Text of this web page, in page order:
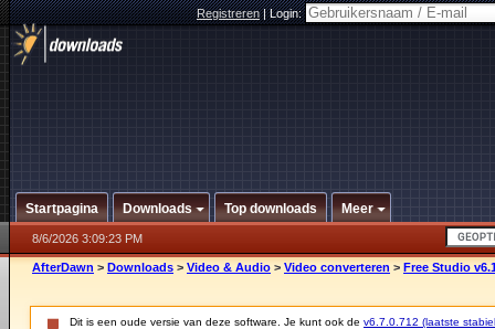
Registreren|Login:
Startpagina Downloads Top downloads Meer
8/6/2026 3:09:23 PM
AfterDawn > Downloads > Video & Audio > Video converteren > Free Studio
Dit is een oude versie van deze software. Je kunt ook de v6.7.0.712 (laatste